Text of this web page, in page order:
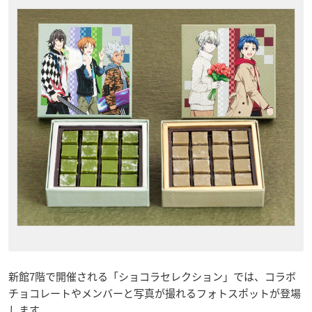
新館7階で開催される「ショコラセレクション」では、コラボ
チョコレートやメンバーと写真が撮れるフォトスポットが登場